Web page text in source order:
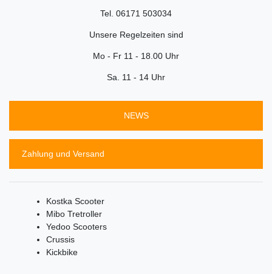
Tel. 06171 503034
Unsere Regelzeiten sind
Mo - Fr 11 - 18.00 Uhr
Sa. 11 - 14 Uhr
NEWS
Zahlung und Versand
Kostka Scooter
Mibo Tretroller
Yedoo Scooters
Crussis
Kickbike